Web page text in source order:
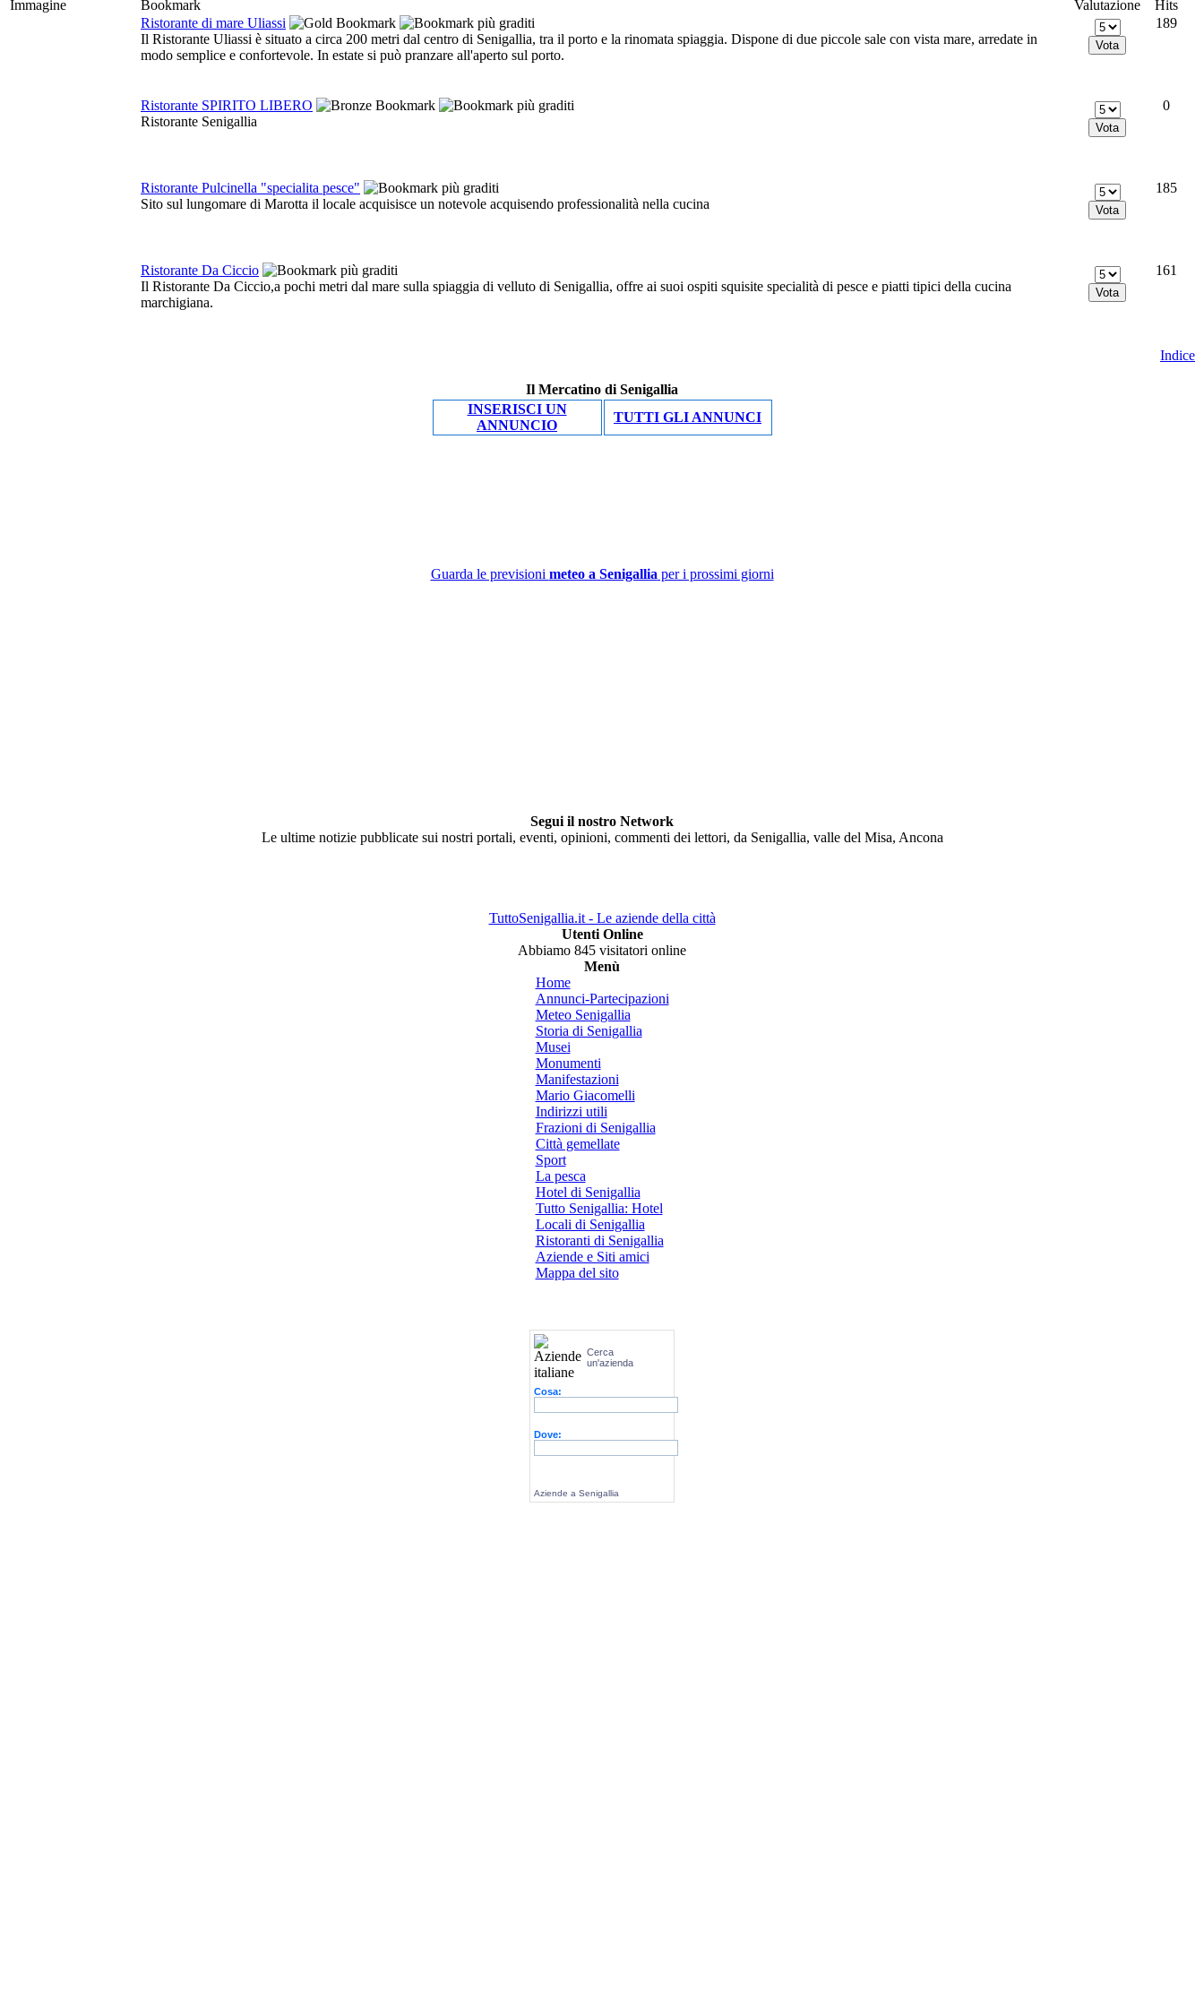
Immagine Bookmark Valutazione
Hits
Ristorante di mare Uliassi
Il Ristorante Uliassi è situato a circa 200 metri dal centro di Senigallia, tra il porto e la rinomata spiaggia. Dispone di due piccole sale con vista mare, arredate in
modo semplice e confortevole. In estate si può pranzare all'aperto sul porto.
189
Ristorante SPIRITO LIBERO
Ristorante Senigallia
0
Ristorante Pulcinella "specialita pesce"
Sito sul lungomare di Marotta il locale acquisisce un notevole acquisendo professionalità nella cucina
185
Ristorante Da Ciccio
Il Ristorante Da Ciccio,a pochi metri dal mare sulla spiaggia di velluto di Senigallia, offre ai suoi ospiti squisite specialità di pesce e piatti tipici della cucina
marchigiana.
161
Indice
Il Mercatino di Senigallia
INSERISCI UN
ANNUNCIO
TUTTI GLI ANNUNCI
Guarda le previsioni meteo a Senigallia per i prossimi giorni
Segui il nostro Network
Le ultime notizie pubblicate sui nostri portali, eventi, opinioni, commenti dei lettori, da Senigallia, valle del Misa, Ancona
TuttoSenigallia.it - Le aziende della città
Utenti Online
Abbiamo 845 visitatori online
Menù
Home
Annunci-Partecipazioni
Meteo Senigallia
Storia di Senigallia
Musei
Monumenti
Manifestazioni
Mario Giacomelli
Indirizzi utili
Frazioni di Senigallia
Città gemellate
Sport
La pesca
Hotel di Senigallia
Tutto Senigallia: Hotel
Locali di Senigallia
Ristoranti di Senigallia
Aziende e Siti amici
Mappa del sito
Cerca
un'azienda
Cosa:
Dove:
Aziende a Senigallia